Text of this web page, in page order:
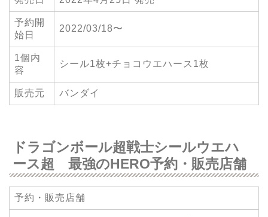
予約開
始日
2022/03/18〜
1個内
容
シール1枚+チョコウエハース1枚
販売元 バンダイ
ドラゴンボール超戦士シールウエハ
ース超 最強のHERO予約・販売店舗
予約・販売店舗